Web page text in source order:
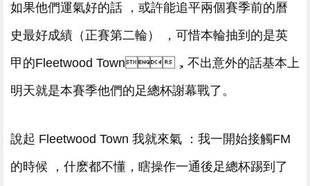
如果他們運氣好的話 ，或許能追平兩個賽季前的曆
史最好成績（正賽第二輪） ，可惜本輪抽到的是英
甲的Fleetwood Town，不出意外的話基本上
明天就是本賽季他們的足總杯謝幕戰了。
說起 Fleetwood Town 我就來氣 ：我一開始接觸FM
的時候 ，什麽都不懂，瞎操作一通後足總杯踢到了